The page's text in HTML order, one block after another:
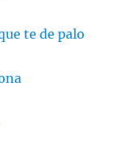
te de palo